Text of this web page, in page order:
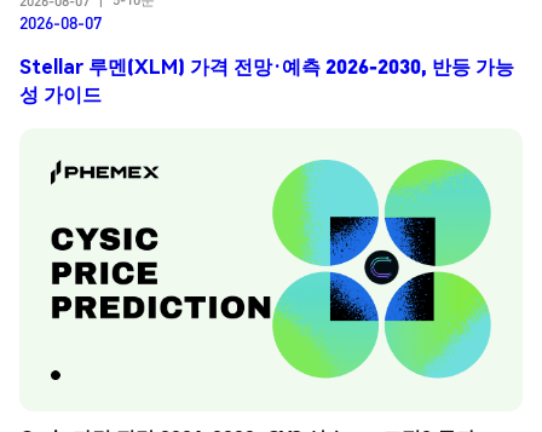
2026-08-07
Stellar 루멘(XLM) 가격 전망·예측 2026-2030, 반등 가능
성 가이드